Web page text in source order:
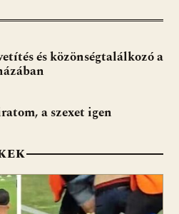
ai
l
t za
m
és közönségtalálkozó a
a szexet igen